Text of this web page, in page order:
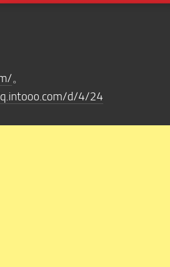
。
d/4/24